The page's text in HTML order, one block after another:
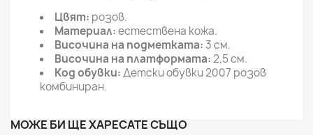
Цвят: розов.
Материал:естествена кожа.
Височина на подметката:3 см.
Височина на платформата:2,5 см.
Код обувки:Детски обувки 2007 розов
комбиниран.
МОЖЕ БИ ЩЕ ХАРЕСАТЕ СЪЩО